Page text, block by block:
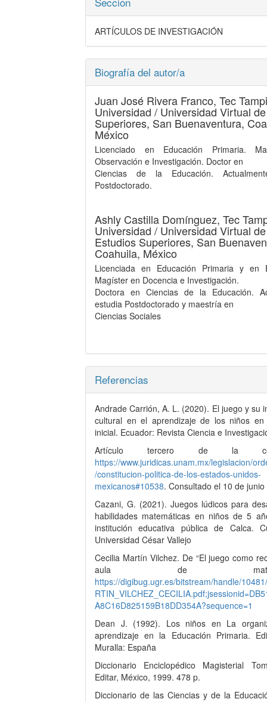
ARTÍCULOS DE INVESTIGACIÓN
Biografía del autor/a
Juan José Rivera Franco, Tec
Universidad / Universidad Virtual
Superiores, San Buenaventura,
México
Licenciado en Educación Primaria.
Observación e Investigación. Doctor en
Ciencias de la Educación.
Postdoctorado.
Ashly Castilla Domínguez, Tec
Universidad / Universidad Virtual de
Estudios Superiores, San
Coahuila, México
Licenciada en Educación Primaria y en
Magíster en Docencia e Investigación.
Doctora en Ciencias de la Educación.
estudia Postdoctorado y maestría en
Ciencias Sociales
Referencias
Andrade Carrión, A. L. (2020). El juego y su
cultural en el aprendizaje de los niños en
inicial. Ecuador: Revista Ciencia e
Artículo tercero de la
https://www.juridicas.unam.mx/legislacion/
/constitucion-politica-de-los-estados-unidos-
mexicanos#10538. Consultado el 10 de
Cazani, G. (2021). Juegos lúdicos para
habilidades matemáticas en niños de 5
institución educativa pública de Calca.
Universidad César Vallejo
Cecilia Martín Vilchez. De “El juego como
aula de
https://digibug.ugr.es/bitstream/handle/
A8C16D825159B18DD354A?sequence=1
Dean J. (1992). Los niños en La
aprendizaje en la Educación Primaria.
Muralla: España
Diccionario Enciclopédico Magisterial
Editar, México, 1999. 478 p.
Diccionario de las Ciencias y de la